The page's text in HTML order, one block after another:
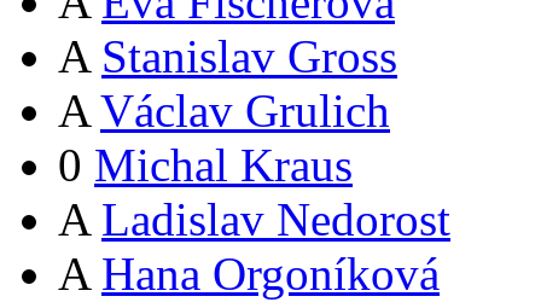
A Stanislav Gross
A Václav Grulich
0 Michal Kraus
A Ladislav Nedorost
A Hana Orgoníková